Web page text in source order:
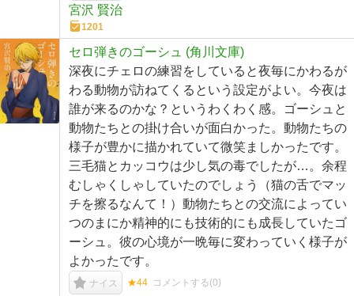
宮沢 賢治
1201
セロ弾きのゴーシュ (角川文庫)
深夜にチェロの練習をしていると夜毎にかわるが
わる動物が訪ねてくるという設定がよい。今夜は
誰が来るのかな？というわくわく感。ゴーシュと
動物たちとの掛け合いが面白かった。動物たちの
様子が豊かに描かれていて微笑ましかったです。
三毛猫とカッコウは少し気の毒でしたが…。余程
むしゃくしゃしていたのでしょう（猫の舌でマッ
チを擦るなんて！）動物たちとの交流によってい
つのまにか精神的にも技術的にも成長していたゴ
ーシュ。彼の心境が一晩毎に変わっていく様子が
よかったです。
ナイス ★44 コメントする(0)